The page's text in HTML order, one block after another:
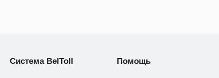
Система BelToll Помощь